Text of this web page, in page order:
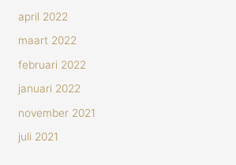
april 2022
maart 2022
februari 2022
januari 2022
november 2021
juli 2021